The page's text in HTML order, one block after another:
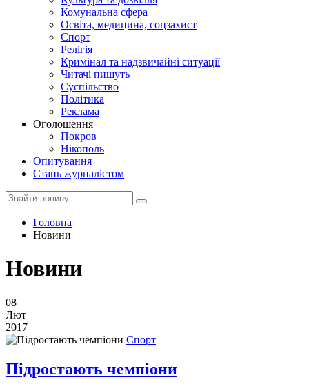
Комунальна сфера
Освіта, медицина, соцзахист
Спорт
Релігія
Кримінал та надзвичайні ситуації
Читачі пишуть
Суспільство
Політика
Реклама
Оголошення
Покров
Нікополь
Опитування
Стань журналістом
Головна
Новини
Новини
08
Лют
2017
Спорт
Підростають чемпіони